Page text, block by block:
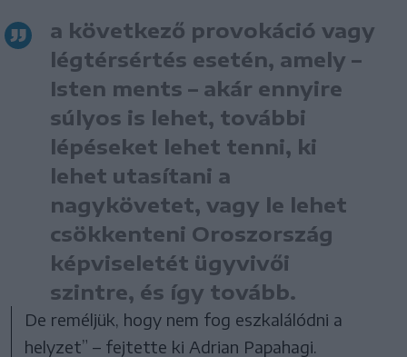
a következő provokáció vagy
légtérsértés esetén, amely –
Isten ments – akár ennyire
súlyos is lehet, további
lépéseket lehet tenni, ki
lehet utasítani a
nagykövetet, vagy le lehet
csökkenteni Oroszország
képviseletét ügyvivői
szintre, és így tovább.
De reméljük, hogy nem fog eszkalálódni a
helyzet” – fejtette ki Adrian Papahagi.